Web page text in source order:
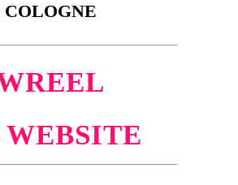
COLOGNE